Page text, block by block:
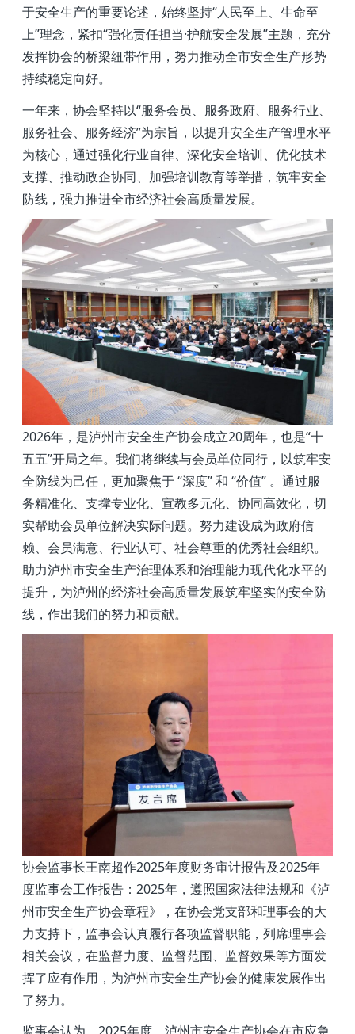
于安全生产的重要论述，始终坚持“人民至上、生命至
上”理念，紧扣“强化责任担当·护航安全发展”主题，充分
发挥协会的桥梁纽带作用，努力推动全市安全生产形势
持续稳定向好。
一年来，协会坚持以“服务会员、服务政府、服务行业、
服务社会、服务经济”为宗旨，以提升安全生产管理水平
为核心，通过强化行业自律、深化安全培训、优化技术
支撑、推动政企协同、加强培训教育等举措，筑牢安全
防线，强力推进全市经济社会高质量发展。
2026年，是泸州市安全生产协会成立20周年，也是“十
五五”开局之年。我们将继续与会员单位同行，以筑牢安
全防线为己任，更加聚焦于 “深度” 和 “价值” 。通过服
务精准化、支撑专业化、宣教多元化、协同高效化，切
实帮助会员单位解决实际问题。努力建设成为政府信
赖、会员满意、行业认可、社会尊重的优秀社会组织。
助力泸州市安全生产治理体系和治理能力现代化水平的
提升，为泸州的经济社会高质量发展筑牢坚实的安全防
线，作出我们的努力和贡献。
协会监事长王南超作2025年度财务审计报告及2025年
度监事会工作报告：2025年，遵照国家法律法规和《泸
州市安全生产协会章程》，在协会党支部和理事会的大
力支持下，监事会认真履行各项监督职能，列席理事会
相关会议，在监督力度、监督范围、监督效果等方面发
挥了应有作用，为泸州市安全生产协会的健康发展作出
了努力。